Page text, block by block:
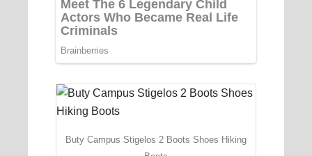
Buty Campus Stigelos 2 Boots Shoes Hiking